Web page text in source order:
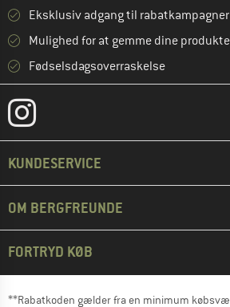
Eksklusiv adgang til rabatkampagner
Mulighed for at gemme dine
Fødselsdagsoverraskelse
KUNDESERVICE
OM BERGFREUNDE
FORTRYD KØB
**Rabatkoden gælder fra en minimum